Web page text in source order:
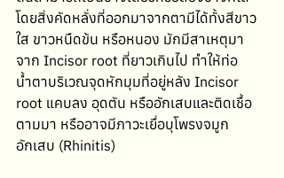
โดยสิ่งคัดหลั่งที่ออกมาจากตามีได้ทั้งสีขาว
ใส ขาวหนืดข้น หรือหนอง มักมีสาเหตุมา
จาก Incisor root ที่ยาวเกินไป ทำให้ท่อ
น้ำตาบริเวณจุดหักมุมที่อยู่หลัง Incisor
root แคบลง อุดตัน หรืออักเสบและติดเชื้อ
ตามมา หรืออาจมีภาวะเยื่อบุโพรงจมูก
อักเสบ (Rhinitis)